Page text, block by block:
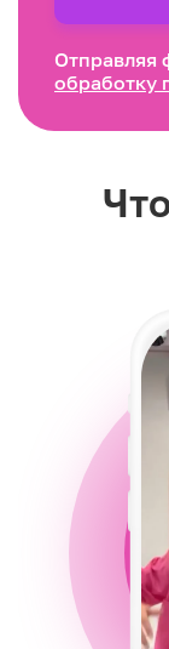
Отправляя
обработку